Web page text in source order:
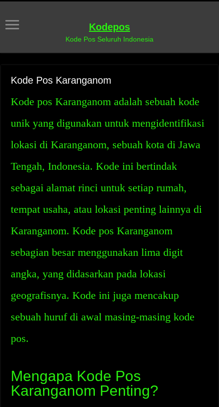
Kodepos
Kode Pos Seluruh Indonesia
Kode Pos Karanganom
Kode pos Karanganom adalah sebuah kode
unik yang digunakan untuk mengidentifikasi
lokasi di Karanganom, sebuah kota di Jawa
Tengah, Indonesia. Kode ini bertindak
sebagai alamat rinci untuk setiap rumah,
tempat usaha, atau lokasi penting lainnya di
Karanganom. Kode pos Karanganom
sebagian besar menggunakan lima digit
angka, yang didasarkan pada lokasi
geografisnya. Kode ini juga mencakup
sebuah huruf di awal masing-masing kode
pos.
Mengapa Kode Pos
Karanganom Penting?